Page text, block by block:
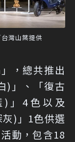
灣山葉提供
，總共推出
)」、「復古
」4色以及
)」1色供選
動，包含18